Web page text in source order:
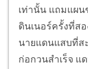
เท่านั้น แถมแผน
ดินเนอร์ครั้งที่ส
นายแดนแสบที่ส
ก่อกวนสำเร็จ แ